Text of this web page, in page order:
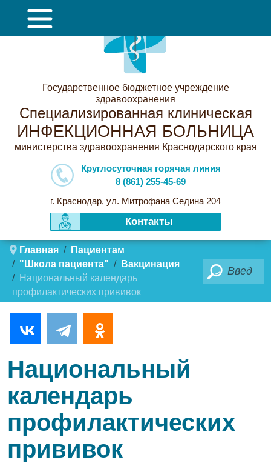
Государственное бюджетное учреждение
здравоохранения
Специализированная клиническая
ИНФЕКЦИОННАЯ БОЛЬНИЦА
министерства здравоохранения Краснодарского края
Круглосуточная горячая линия
8 (861) 255-45-69
г. Краснодар, ул. Митрофана Седина 204
Контакты
Главная
Пациентам
"Школа пациента"
Вакцинация
Национальный календарь
профилактических прививок
Поиск
Национальный
календарь
профилактических
прививок